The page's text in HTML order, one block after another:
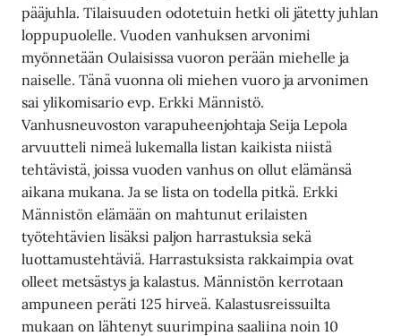
pääjuhla. Tilaisuuden odotetuin hetki oli jätetty juhlan
loppupuolelle. Vuoden vanhuksen arvonimi
myönnetään Oulaisissa vuoron perään miehelle ja
naiselle. Tänä vuonna oli miehen vuoro ja arvonimen
sai ylikomisario evp. Erkki Männistö.
Vanhusneuvoston varapuheenjohtaja Seija Lepola
arvuutteli nimeä lukemalla listan kaikista niistä
tehtävistä, joissa vuoden vanhus on ollut elämänsä
aikana mukana. Ja se lista on todella pitkä. Erkki
Männistön elämään on mahtunut erilaisten
työtehtävien lisäksi paljon harrastuksia sekä
luottamustehtäviä. Harrastuksista rakkaimpia ovat
olleet metsästys ja kalastus. Männistön kerrotaan
ampuneen peräti 125 hirveä. Kalastusreissuilta
mukaan on lähtenyt suurimpina saaliina noin 10